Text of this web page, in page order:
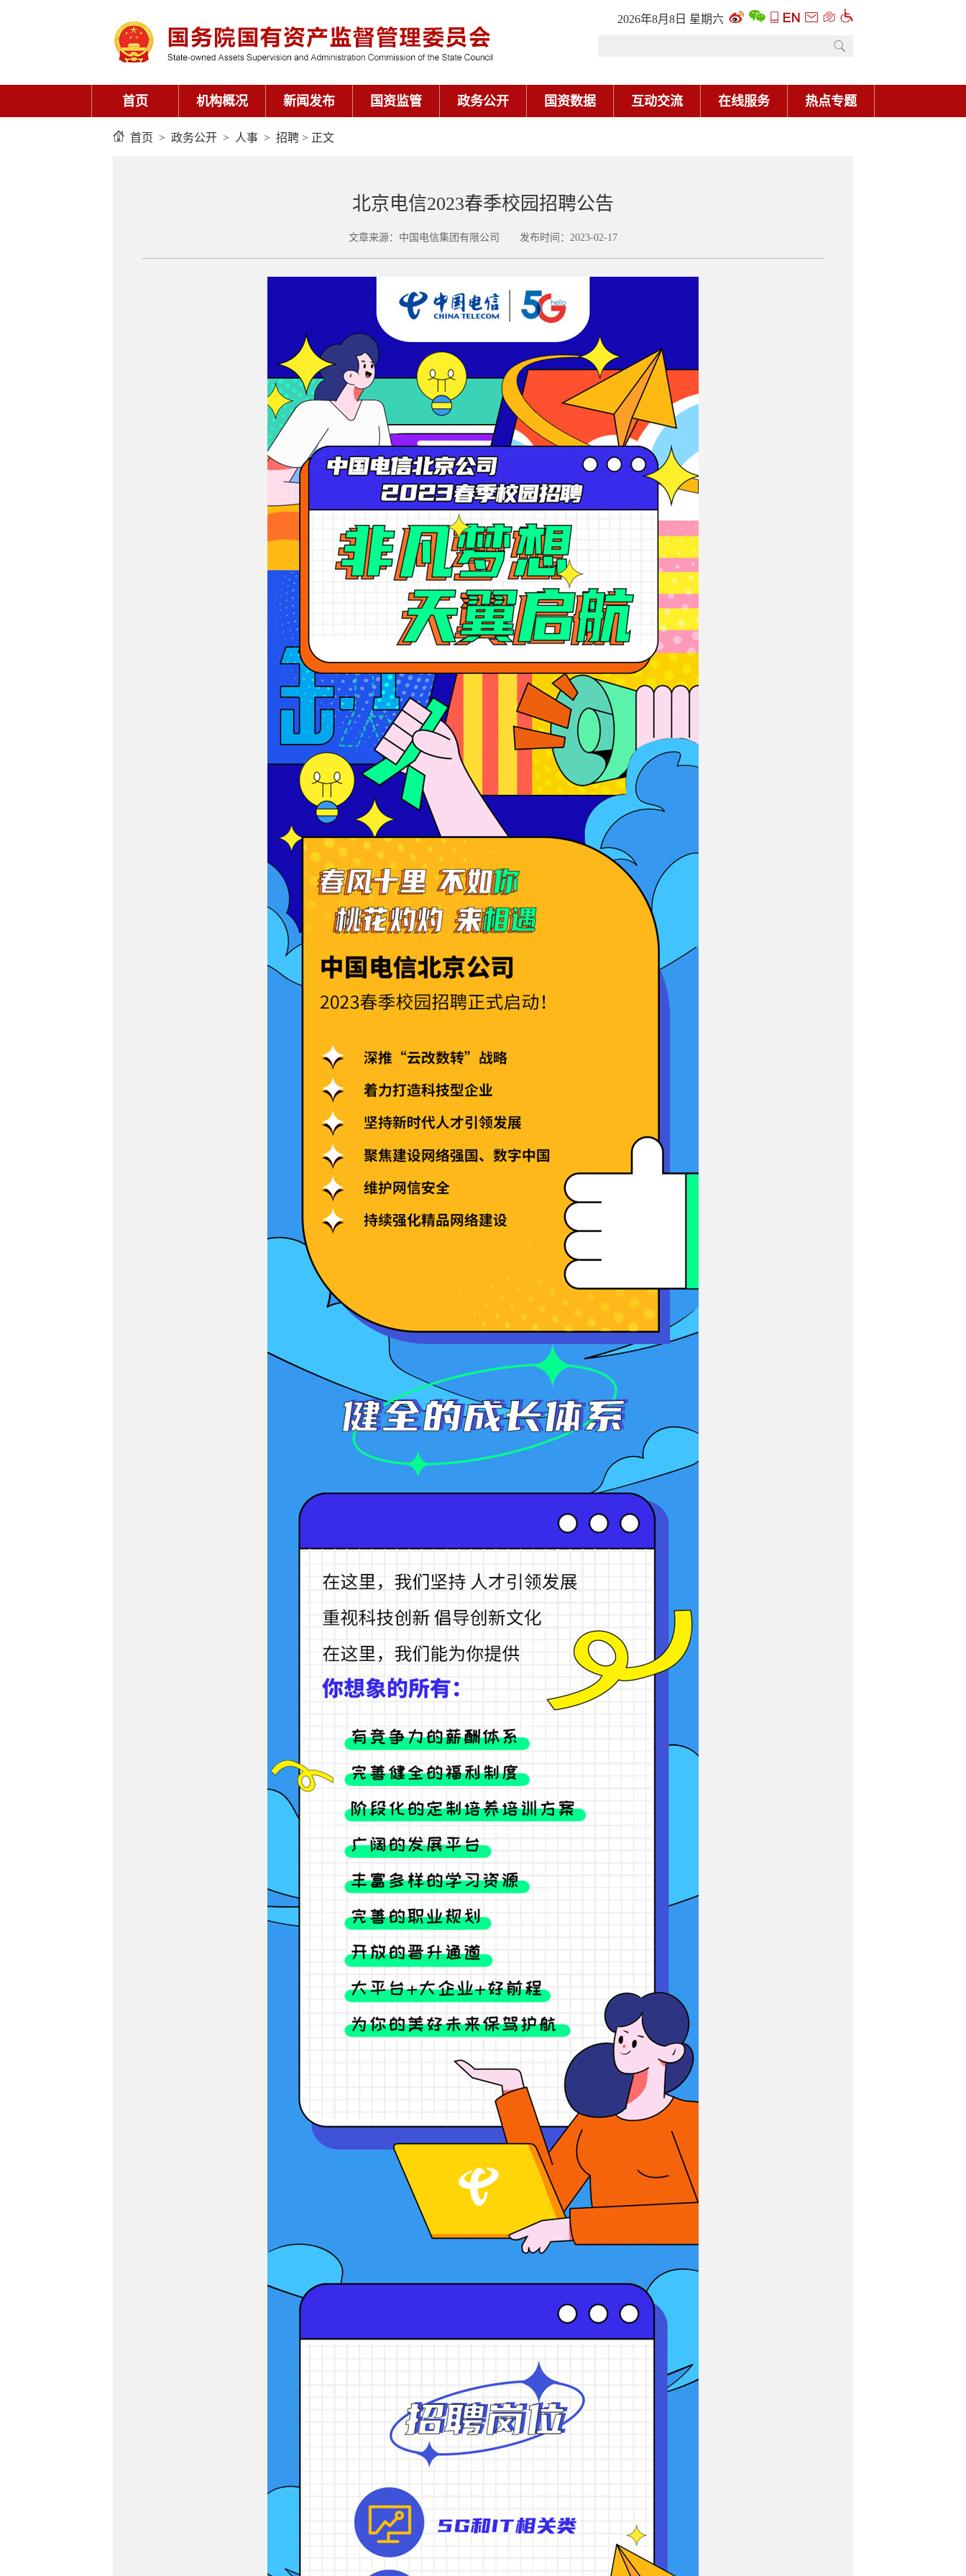
2026年8月8日 星期六
首页 机构概况 新闻发布 国资监管 政务公开 国资数据 互动交流 在线服务 热点专题
首页 > 政务公开 > 人事 > 招聘 > 正文
北京电信2023春季校园招聘公告
文章来源：中国电信集团有限公司 发布时间：2023-02-17